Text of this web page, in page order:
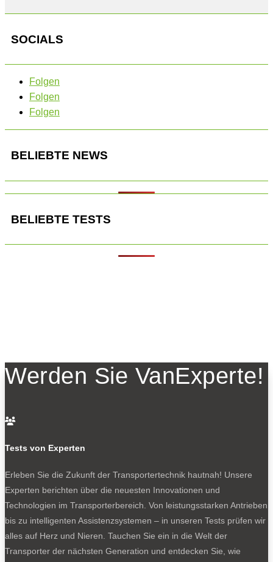
SOCIALS
Folgen
Folgen
Folgen
BELIEBTE NEWS
BELIEBTE TESTS
Werden Sie VanExperte!

Tests von Experten
Erleben Sie die Zukunft der Transportertechnik hautnah! Unsere
Experten berichten über die neuesten Innovationen und
Technologien im Transporterbereich. Von leistungsstarken Antrieben
bis zu intelligenten Assistenzsystemen – in unseren Tests prüfen wir
alles auf Herz und Nieren. Tauchen Sie ein in die Welt der
Transporter der nächsten Generation und entdecken Sie, wie